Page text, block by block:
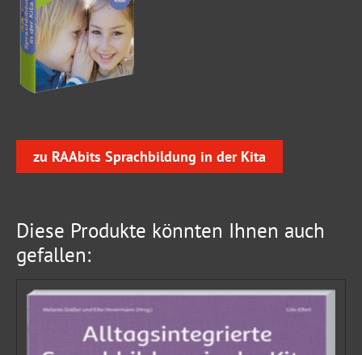
zu RAAbits Sprachbildung in der Kita
Diese Produkte könnten Ihnen auch
gefallen: